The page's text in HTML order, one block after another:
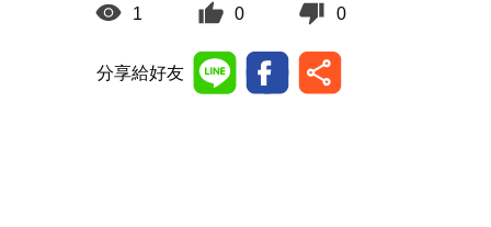
1 0 0
分享給好友